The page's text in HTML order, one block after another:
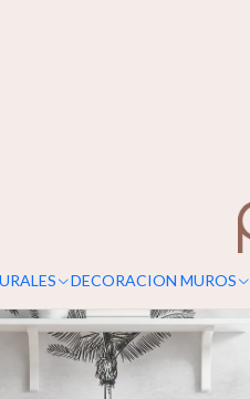
DECORACION MUROS